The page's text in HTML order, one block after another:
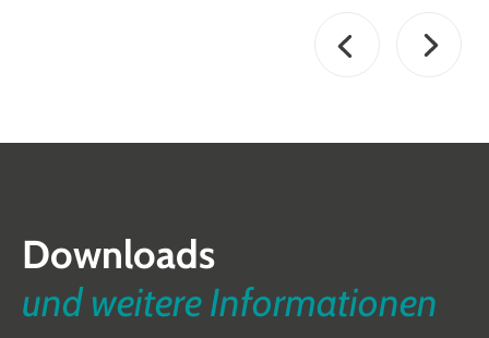
Downloads
und weitere Informationen